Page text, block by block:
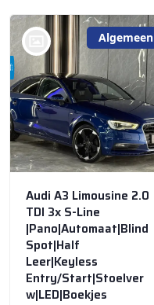
Algemeen
bij @De Waai Auto's
Audi A3 Limousine 2.0
TDI 3x S-Line
|Pano|Automaat|Blind
Spot|Half
Leer|Keyless
Entry/Start|Stoelver
w|LED|Boekjes